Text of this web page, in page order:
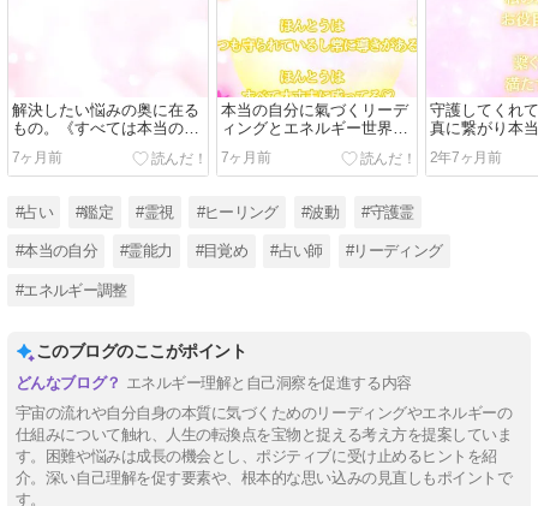
解決したい悩みの奥に在る
もの。《すべては本当の自
分をありのままに生きるた
めのヒント》だからこそ。
7ヶ月前
本当の自分に氣づくリーデ
ィングとエネルギー世界の
仕組みを知り引き寄せ叶え
て幸せに生きる♪私の活動
7ヶ月前
守護してくれ
真に繋がり本
てて生きるた
ュー★
2年7ヶ月前
#占い #鑑定 #霊視 #ヒーリング #波動 #守護霊
#本当の自分 #霊能力 #目覚め #占い師 #リーディング
#エネルギー調整
このブログのここがポイント
エネルギー理解と自己洞察を促進する内容
宇宙の流れや自分自身の本質に気づくためのリーディングやエネルギーの
仕組みについて触れ、人生の転換点を宝物と捉える考え方を提案していま
す。困難や悩みは成長の機会とし、ポジティブに受け止めるヒントを紹
介。深い自己理解を促す要素や、根本的な思い込みの見直しもポイントで
す。